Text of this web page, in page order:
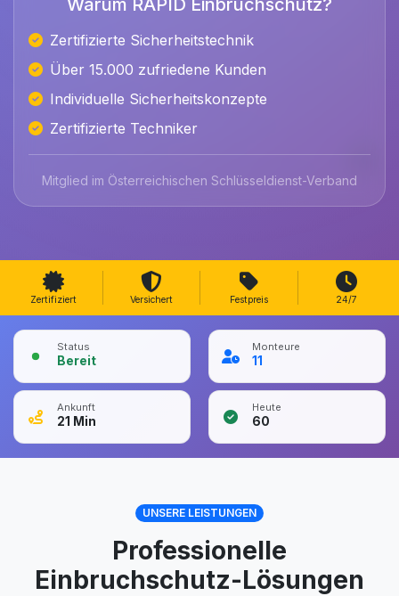
Warum RAPID Einbruchschutz?
Zertifizierte Sicherheitstechnik
Über 15.000 zufriedene Kunden
Individuelle Sicherheitskonzepte
Zertifizierte Techniker
Mitglied im Österreichischen Schlüsseldienst-Verband
Zertifiziert Versichert Festpreis 24/7
Status
Bereit
Monteure
11
Ankunft
21 Min
Heute
60
UNSERE LEISTUNGEN
Professionelle
Einbruchschutz-Lösungen